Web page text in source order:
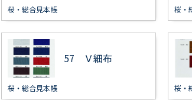
桜・総合見本帳 桜・
57 Ｖ細布
桜・総合見本帳 桜・